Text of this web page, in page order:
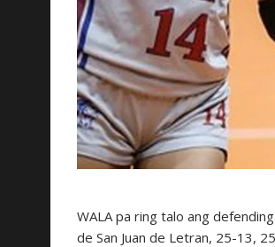
WALA pa ring talo ang
de San Juan de Letran, 25-13,